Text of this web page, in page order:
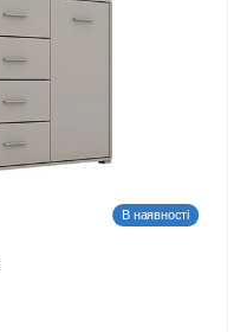
В наявності